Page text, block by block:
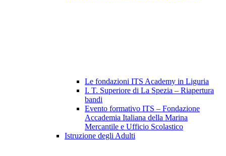
Le fondazioni ITS Academy in Liguria
I. T. Superiore di La Spezia – Riapertura
bandi
Evento formativo ITS – Fondazione
Accademia Italiana della Marina
Mercantile e Ufficio Scolastico
Istruzione degli Adulti